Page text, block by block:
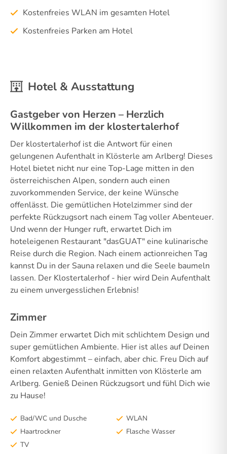
Kostenfreies WLAN im gesamten Hotel
Kostenfreies Parken am Hotel
Hotel & Ausstattung
Gastgeber von Herzen – Herzlich
Willkommen im der klostertalerhof
Der klostertalerhof ist die Antwort für einen
gelungenen Aufenthalt in Klösterle am Arlberg! Dieses
Hotel bietet nicht nur eine Top-Lage mitten in den
österreichischen Alpen, sondern auch einen
zuvorkommenden Service, der keine Wünsche
offenlässt. Die gemütlichen Hotelzimmer sind der
perfekte Rückzugsort nach einem Tag voller Abenteuer.
Und wenn der Hunger ruft, erwartet Dich im
hoteleigenen Restaurant "dasGUAT" eine kulinarische
Reise durch die Region. Nach einem actionreichen Tag
kannst Du in der Sauna relaxen und die Seele baumeln
lassen. Der Klostertalerhof - hier wird Dein Aufenthalt
zu einem unvergesslichen Erlebnis!
Zimmer
Dein Zimmer erwartet Dich mit schlichtem Design und
super gemütlichen Ambiente. Hier ist alles auf Deinen
Komfort abgestimmt – einfach, aber chic. Freu Dich auf
einen relaxten Aufenthalt inmitten von Klösterle am
Arlberg. Genieß Deinen Rückzugsort und fühl Dich wie
zu Hause!
Bad/WC und Dusche
Haartrockner
TV
WLAN
Flasche Wasser